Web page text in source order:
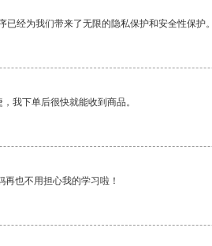
已经为我们带来了无限的隐私保护和安全性保护
我下单后很快就能收到商品。
再也不用担心我的学习啦！